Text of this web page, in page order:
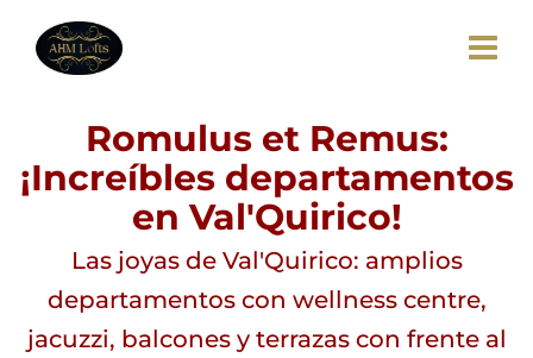
Romulus et Remus:
¡Increíbles departamentos
en Val'Quirico!
Las joyas de Val'Quirico: amplios
departamentos con wellness centre,
jacuzzi, balcones y terrazas con frente al